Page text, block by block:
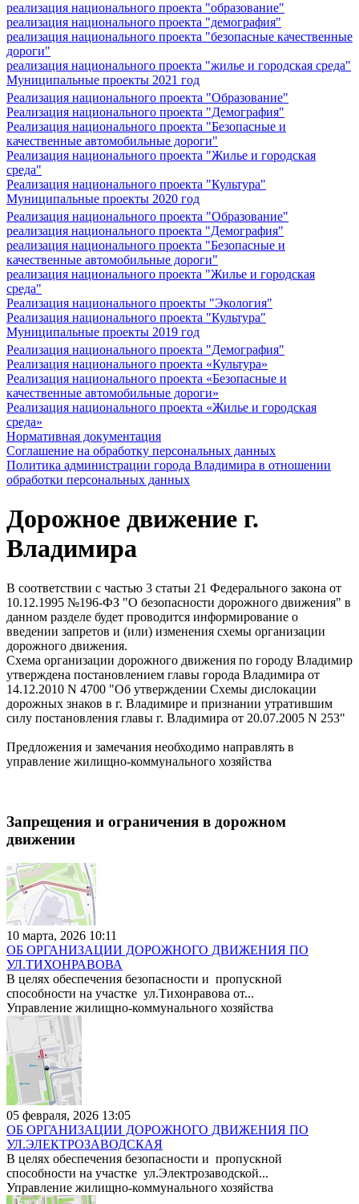
реализация национального проекта "образование"
реализация национального проекта "демография"
реализация национального проекта "безопасные качественные
дороги"
реализация национального проекта "жилье и городская среда"
Муниципальные проекты 2021 год
Реализация национального проекта "Образование"
Реализация национального проекта "Демография"
Реализация национального проекта "Безопасные и
качественные автомобильные дороги"
Реализация национального проекта "Жилье и городская
среда"
Реализация национального проекта "Культура"
Муниципальные проекты 2020 год
Реализация национального проекта "Образование"
реализация национального проекта "Демография"
реализация национального проекта "Безопасные и
качественные автомобильные дороги"
реализация национального проекта "Жилье и городская
среда"
Реализация национального проекты "Экология"
Реализация национального проекта "Культура"
Муниципальные проекты 2019 год
Реализация национального проекта "Демография"
Реализация национального проекта «Культура»
Реализация национального проекта «Безопасные и
качественные автомобильные дороги»
Реализация национального проекта «Жилье и городская
среда»
Нормативная документация
Соглашение на обработку персональных данных
Политика администрации города Владимира в отношении
обработки персональных данных
Дорожное движение г.
Владимира
В соответствии с частью 3 статьи 21 Федерального закона от
10.12.1995 №196-ФЗ "О безопасности дорожного движения" в
данном разделе будет проводится информирование о
введении запретов и (или) изменения схемы организации
дорожного движения.
Схема организации дорожного движения по городу Владимир
утверждена постановлением главы города Владимира от
14.12.2010 N 4700 "Об утверждении Схемы дислокации
дорожных знаков в г. Владимире и признании утратившим
силу постановления главы г. Владимира от 20.07.2005 N 253"
Предложения и замечания необходимо направлять в
управление жилищно-коммунального хозяйства
Запрещения и ограничения в дорожном
движении
10 марта, 2026 10:11
ОБ ОРГАНИЗАЦИИ ДОРОЖНОГО ДВИЖЕНИЯ ПО
УЛ.ТИХОНРАВОВА
В целях обеспечения безопасности и пропускной
способности на участке ул.Тихонравова от...
Управление жилищно-коммунального хозяйства
05 февраля, 2026 13:05
ОБ ОРГАНИЗАЦИИ ДОРОЖНОГО ДВИЖЕНИЯ ПО
УЛ.ЭЛЕКТРОЗАВОДСКАЯ
В целях обеспечения безопасности и пропускной
способности на участке ул.Электрозаводской...
Управление жилищно-коммунального хозяйства